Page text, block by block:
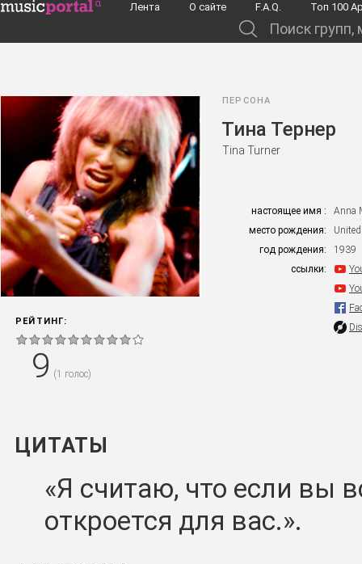
Перейти к основному содержанию
Лента О сайте F.A.Q. Toп 100
РЕЙТИНГ:
9 (1 голос)
ПЕРСОНА
Тина Тернер
Tina Turner
настоящее имя :
Anna
место рождения:
год рождения:
1939
ссылки:
ЦИТАТЫ
Я считаю, что если вы
откроется для вас.